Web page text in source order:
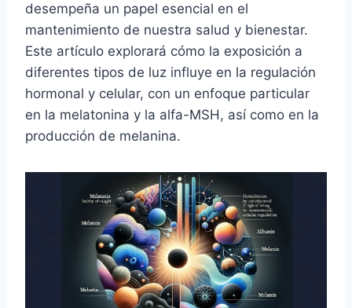
desempeña un papel esencial en el
mantenimiento de nuestra salud y bienestar.
Este artículo explorará cómo la exposición a
diferentes tipos de luz influye en la regulación
hormonal y celular, con un enfoque particular
en la melatonina y la alfa-MSH, así como en la
producción de melanina.